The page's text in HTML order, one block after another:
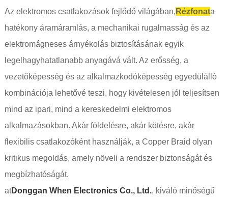
Az elektromos csatlakozások fejlődő világában, Rézfonata
hatékony áramáramlás, a mechanikai rugalmasság és az
elektromágneses árnyékolás biztosításának egyik
legelhagyhatatlanabb anyagává vált. Az erősség, a
vezetőképesség és az alkalmazkodóképesség egyedülálló
kombinációja lehetővé teszi, hogy kivételesen jól teljesítsen
mind az ipari, mind a kereskedelmi elektromos
alkalmazásokban. Akár földelésre, akár kötésre, akár
flexibilis csatlakozóként használják, a Copper Braid olyan
kritikus megoldás, amely növeli a rendszer biztonságát és
megbízhatóságát.
atDonggan When Electronics Co., Ltd., kiváló minőségű